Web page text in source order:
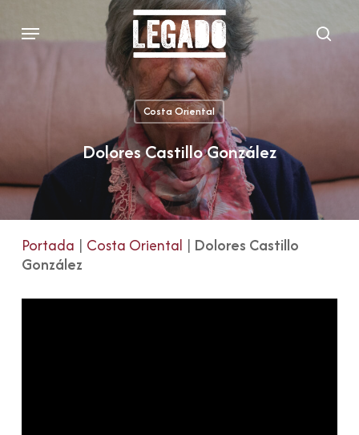
Menu
Costa Oriental
Dolores Castillo González
Portada | Costa Oriental | Dolores Castillo
González